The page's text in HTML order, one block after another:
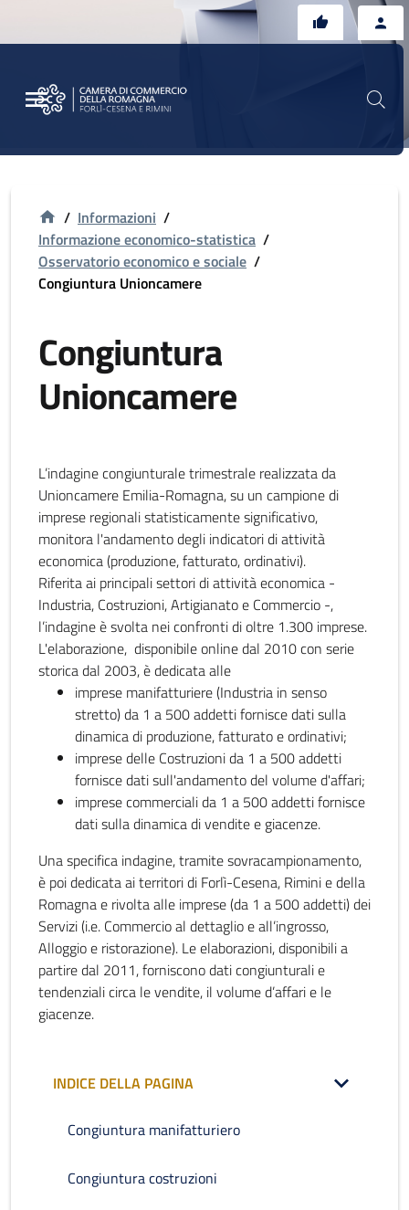
/ Informazioni /
Informazione economico-statistica /
Osservatorio economico e sociale /
Congiuntura Unioncamere
Congiuntura
Unioncamere
L’indagine congiunturale trimestrale realizzata da
Unioncamere Emilia-Romagna, su un campione di
imprese regionali statisticamente significativo,
monitora l'andamento degli indicatori di attività
economica (produzione, fatturato, ordinativi).
Riferita ai principali settori di attività economica -
Industria, Costruzioni, Artigianato e Commercio -,
l’indagine è svolta nei confronti di oltre 1.300 imprese.
L'elaborazione, disponibile online dal 2010 con serie
storica dal 2003, è dedicata alle
imprese manifatturiere (Industria in senso
stretto) da 1 a 500 addetti fornisce dati sulla
dinamica di produzione, fatturato e ordinativi;
imprese delle Costruzioni da 1 a 500 addetti
fornisce dati sull'andamento del volume d'affari;
imprese commerciali da 1 a 500 addetti fornisce
dati sulla dinamica di vendite e giacenze.
Una specifica indagine, tramite sovracampionamento,
è poi dedicata ai territori di Forlì-Cesena, Rimini e della
Romagna e rivolta alle imprese (da 1 a 500 addetti) dei
Servizi (i.e. Commercio al dettaglio e all’ingrosso,
Alloggio e ristorazione). Le elaborazioni, disponibili a
partire dal 2011, forniscono dati congiunturali e
tendenziali circa le vendite, il volume d’affari e le
giacenze.
INDICE DELLA PAGINA
Congiuntura manifatturiero
Congiuntura costruzioni